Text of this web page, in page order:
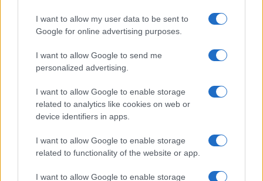
I want to allow my user data to be sent to
Google for online advertising purposes.
I want to allow Google to send me
personalized advertising.
I want to allow Google to enable storage
related to analytics like cookies on web or
device identifiers in apps.
I want to allow Google to enable storage
related to functionality of the website or app.
I want to allow Google to enable storage